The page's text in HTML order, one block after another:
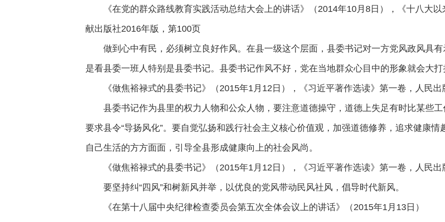
《在党的群众路线教育实践活动总结大会上的讲话》（2014年10月8日），《十八大
献出版社2016年版，第100页
做到心中有民，必须树立良好作风。在县一级这个层面，县委书记对一方党风政风具
是看县委一班人特别是县委书记。县委书记作风不好，党在当地群众心目中的形象就会大
《做焦裕禄式的县委书记》（2015年1月12日），《习近平著作选读》第一卷，人民
县委书记作为县里的权力人物和公众人物，要注意道德操守，道德上失足有时比某些
要求县令“导扬风化”。要自觉弘扬和践行社会主义核心价值观，加强道德修养，追求健康
自己生活的方方面面，引导全县形成健康向上的社会风尚。
《做焦裕禄式的县委书记》（2015年1月12日），《习近平著作选读》第一卷，人民
要坚持纠“四风”和树新风并举，以优良的党风带动民风社风，倡导时代新风。
《在第十八届中央纪律检查委员会第五次全体会议上的讲话》（2015年1月13日）